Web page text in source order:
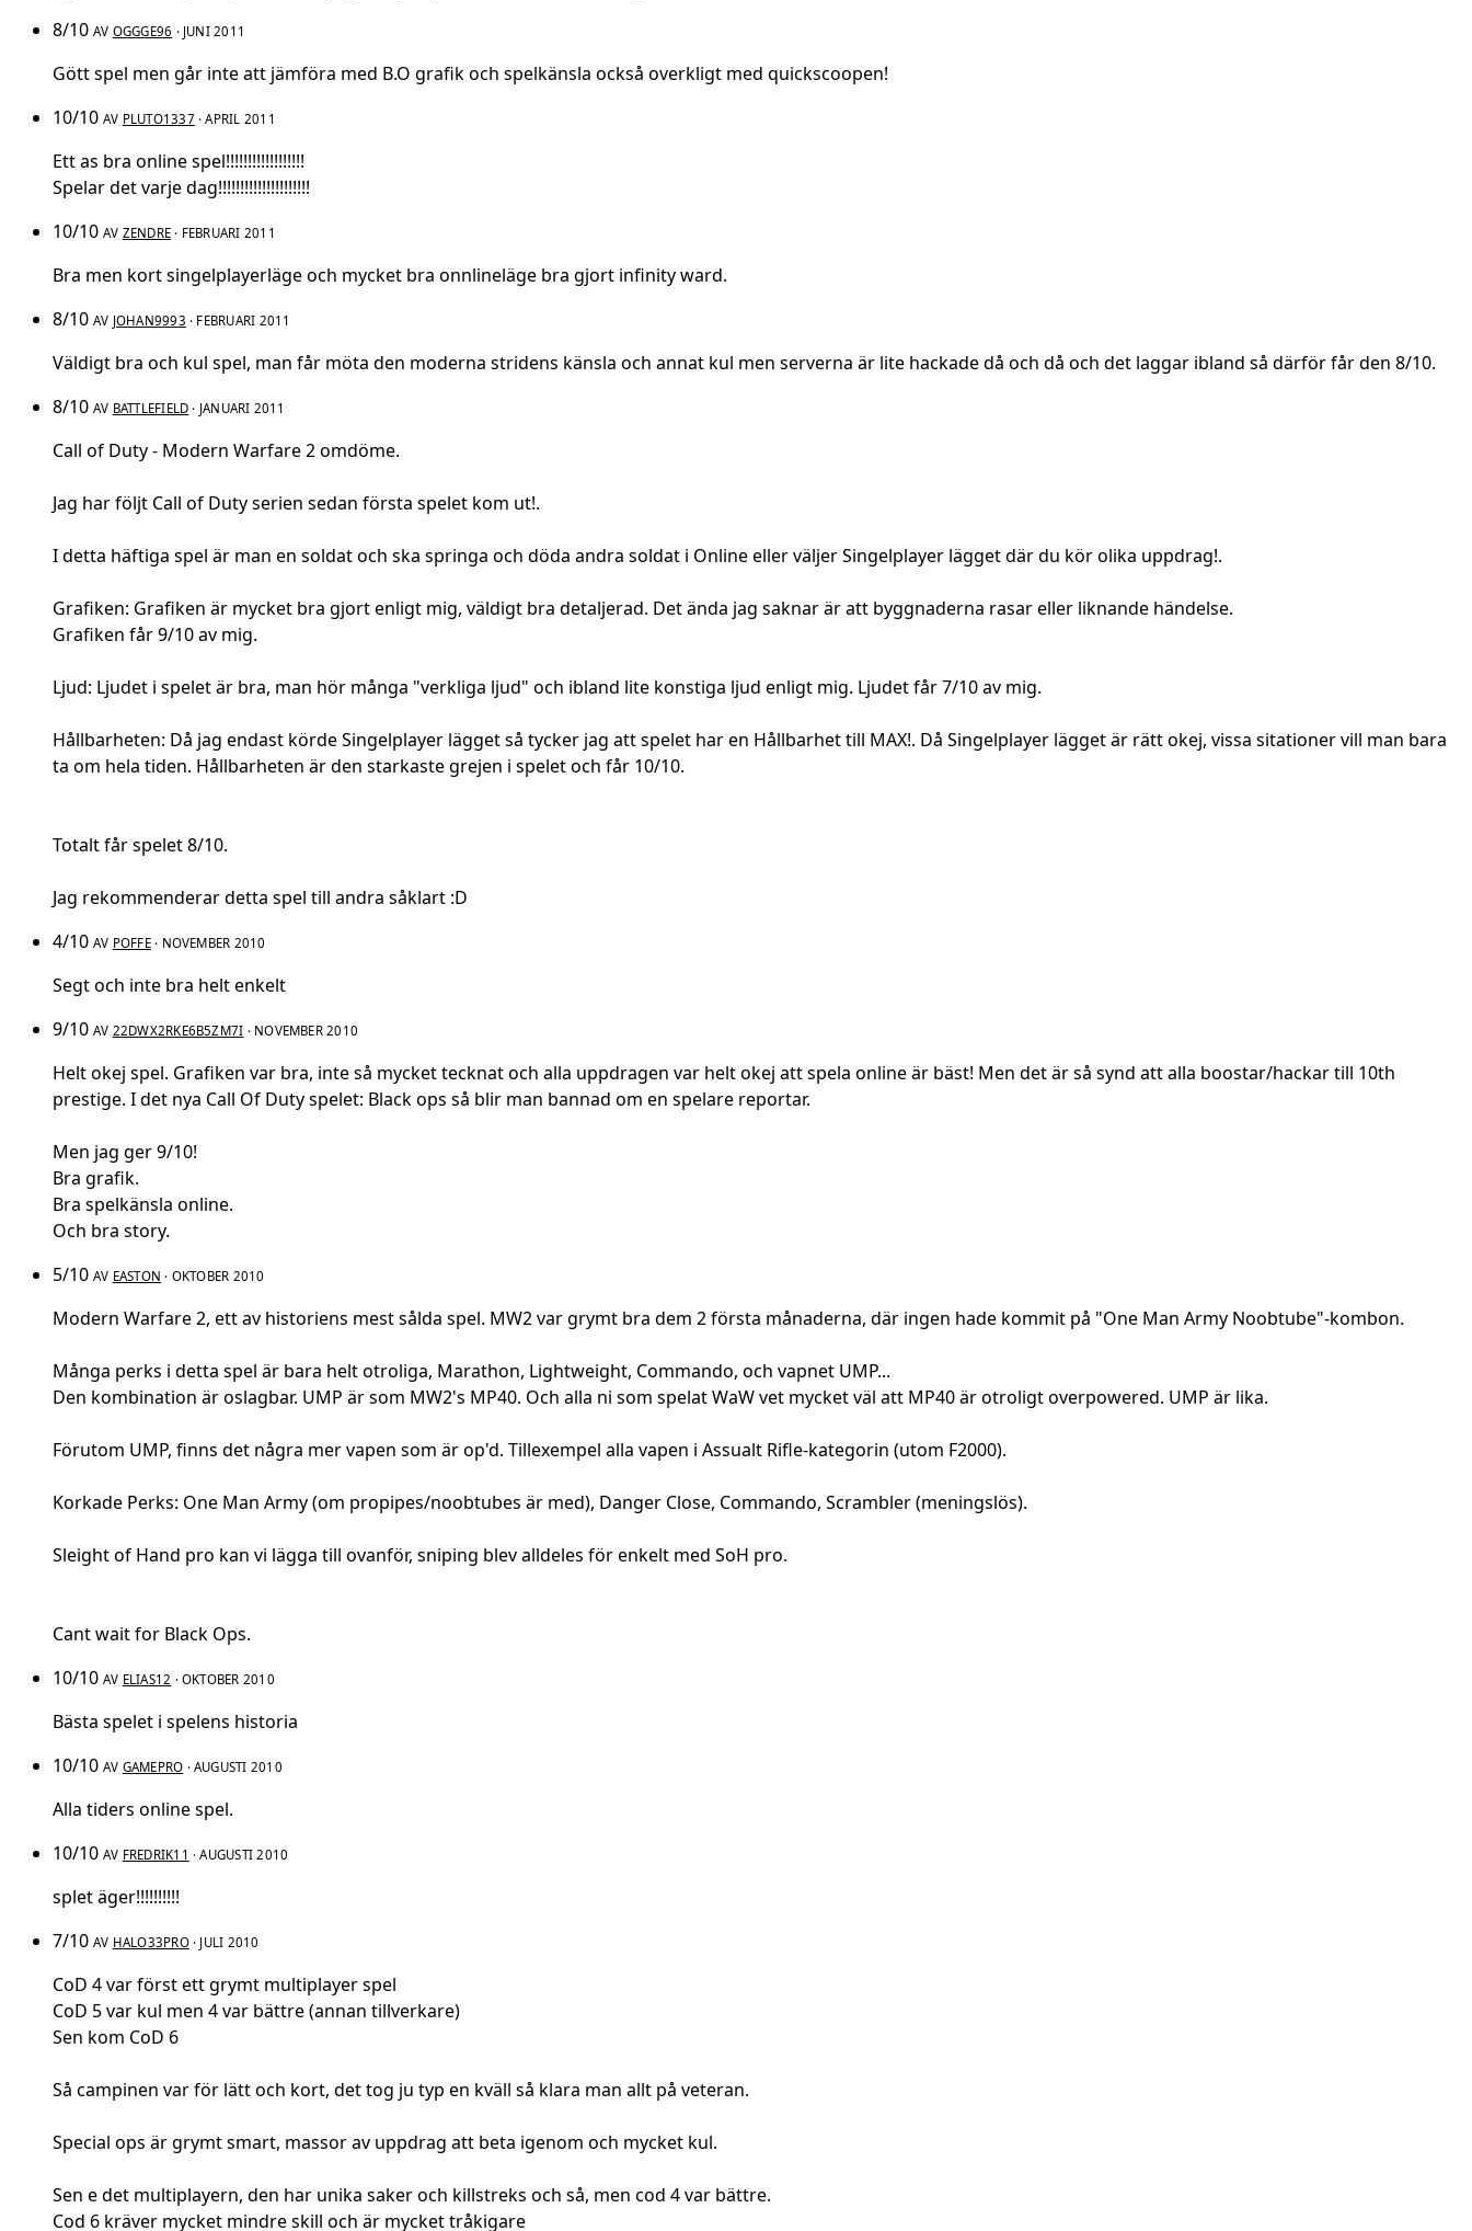
8/10 AV OGGGE96 · JUNI 2011
Gött spel men går inte att jämföra med B.O grafik och spelkänsla också overkligt med quickscoopen!
10/10 AV PLUTO1337 · APRIL 2011
Ett as bra online spel!!!!!!!!!!!!!!!!!!
Spelar det varje dag!!!!!!!!!!!!!!!!!!!!!
10/10 AV ZENDRE · FEBRUARI 2011
Bra men kort singelplayerläge och mycket bra onnlineläge bra gjort infinity ward.
8/10 AV JOHAN9993 · FEBRUARI 2011
Väldigt bra och kul spel, man får möta den moderna stridens känsla och annat kul men serverna är lite hackade då och då och det laggar ibland så därför får den 8/10.
8/10 AV BATTLEFIELD · JANUARI 2011
Call of Duty - Modern Warfare 2 omdöme.
Jag har följt Call of Duty serien sedan första spelet kom ut!.
I detta häftiga spel är man en soldat och ska springa och döda andra soldat i Online eller väljer Singelplayer lägget där du kör olika uppdrag!.
Grafiken: Grafiken är mycket bra gjort enligt mig, väldigt bra detaljerad. Det ända jag saknar är att byggnaderna rasar eller liknande händelse.
Grafiken får 9/10 av mig.
Ljud: Ljudet i spelet är bra, man hör många "verkliga ljud" och ibland lite konstiga ljud enligt mig. Ljudet får 7/10 av mig.
Hållbarheten: Då jag endast körde Singelplayer lägget så tycker jag att spelet har en Hållbarhet till MAX!. Då Singelplayer lägget är rätt okej, vissa sitationer vill man bara
ta om hela tiden. Hållbarheten är den starkaste grejen i spelet och får 10/10.
Totalt får spelet 8/10.
Jag rekommenderar detta spel till andra såklart :D
4/10 AV POFFE· NOVEMBER 2010
Segt och inte bra helt enkelt
9/10 AV 22DWX2RKE6B5ZM7I · NOVEMBER 2010
Helt okej spel. Grafiken var bra, inte så mycket tecknat och alla uppdragen var helt okej att spela online är bäst! Men det är så synd att alla boostar/hackar till 10th
prestige. I det nya Call Of Duty spelet: Black ops så blir man bannad om en spelare reportar.
Men jag ger 9/10!
Bra grafik.
Bra spelkänsla online.
Och bra story.
5/10 AV EASTON · OKTOBER 2010
Modern Warfare 2, ett av historiens mest sålda spel. MW2 var grymt bra dem 2 första månaderna, där ingen hade kommit på "One Man Army Noobtube"-kombon.
Många perks i detta spel är bara helt otroliga, Marathon, Lightweight, Commando, och vapnet UMP...
Den kombination är oslagbar. UMP är som MW2's MP40. Och alla ni som spelat WaW vet mycket väl att MP40 är otroligt overpowered. UMP är lika.
Förutom UMP, finns det några mer vapen som är op'd. Tillexempel alla vapen i Assualt Rifle-kategorin (utom F2000).
Korkade Perks: One Man Army (om propipes/noobtubes är med), Danger Close, Commando, Scrambler (meningslös).
Sleight of Hand pro kan vi lägga till ovanför, sniping blev alldeles för enkelt med SoH pro.
Cant wait for Black Ops.
10/10 AV ELIAS12 · OKTOBER 2010
Bästa spelet i spelens historia
10/10 AV GAMEPRO · AUGUSTI 2010
Alla tiders online spel.
10/10 AV FREDRIK11 · AUGUSTI 2010
splet äger!!!!!!!!!!
7/10 AV HALO33PRO· JULI 2010
CoD 4 var först ett grymt multiplayer spel
CoD 5 var kul men 4 var bättre (annan tillverkare)
Sen kom CoD 6
Så campinen var för lätt och kort, det tog ju typ en kväll så klara man allt på veteran.
Special ops är grymt smart, massor av uppdrag att beta igenom och mycket kul.
Sen e det multiplayern, den har unika saker och killstreks och så, men cod 4 var bättre.
Cod 6 kräver mycket mindre skill och är mycket tråkigare